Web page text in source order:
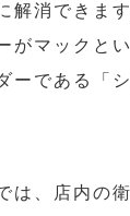
解消できます
がマックと
ーである「
は、店内の